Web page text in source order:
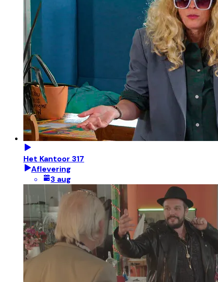
Het Kantoor 317
Aflevering
3 aug